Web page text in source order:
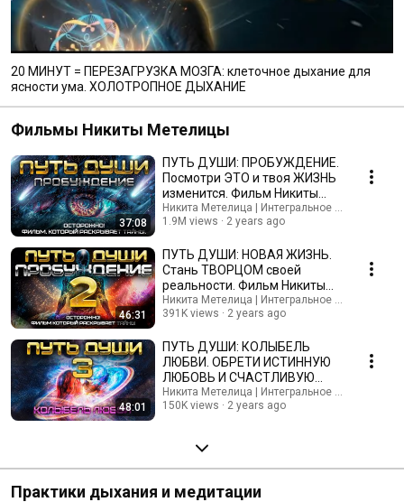
20 МИНУТ = ПЕРЕЗАГРУЗКА МОЗГА: клеточное дыхание для
ясности ума. ХОЛОТРОПНОЕ ДЫХАНИЕ
Фильмы Никиты Метелицы
37:08
ПУТЬ ДУШИ: ПРОБУЖДЕНИЕ.
Посмотри ЭТО и твоя ЖИЗНЬ
изменится. Фильм Никиты
Метелицы.
Никита Метелица | Интегральное Развитие
1.9M views
2 years ago
46:31
ПУТЬ ДУШИ: НОВАЯ ЖИЗНЬ.
Стань ТВОРЦОМ своей
реальности. Фильм Никиты
Метелицы.
Никита Метелица | Интегральное Развитие
391K views
2 years ago
48:01
ПУТЬ ДУШИ: КОЛЫБЕЛЬ
ЛЮБВИ. ОБРЕТИ ИСТИННУЮ
ЛЮБОВЬ И СЧАСТЛИВУЮ
ЖИЗНЬ. Фильм Никиты
Метелицы
Никита Метелица | Интегральное Развитие
150K views
2 years ago
Практики дыхания и медитации